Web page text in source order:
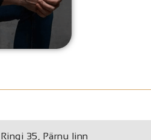
Ringi 35, Pärnu linn